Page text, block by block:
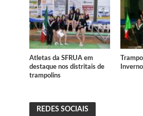
Atletas da SFRUA em
destaque nos distritais de
trampolins
Inverno
REDES SOCIAIS